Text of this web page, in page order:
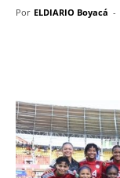
Por ELDIARIO Boyacá -